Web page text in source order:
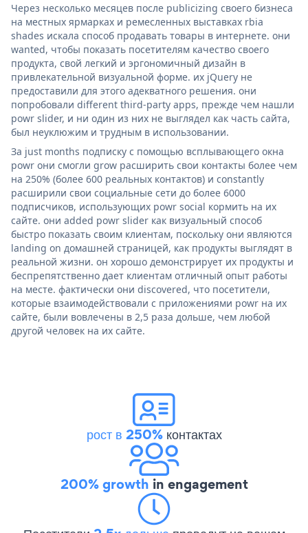
Через несколько месяцев после publicizing своего бизнеса
на местных ярмарках и ремесленных выставках rbia
shades искала способ продавать товары в интернете. они
wanted, чтобы показать посетителям качество своего
продукта, свой легкий и эргономичный дизайн в
привлекательной визуальной форме. их jQuery не
предоставили для этого адекватного решения. они
попробовали different third-party apps, прежде чем нашли
powr slider, и ни один из них не выглядел как часть сайта,
был неуклюжим и трудным в использовании.
За just months подписку с помощью всплывающего окна
powr они смогли grow расширить свои контакты более чем
на 250% (более 600 реальных контактов) и constantly
расширили свои социальные сети до более 6000
подписчиков, использующих powr social кормить на их
сайте. они added powr slider как визуальный способ
быстро показать своим клиентам, поскольку они являются
landing on домашней страницей, как продукты выглядят в
реальной жизни. он хорошо демонстрирует их продукты и
беспрепятственно дает клиентам отличный опыт работы
на месте. фактически они discovered, что посетители,
которые взаимодействовали с приложениями powr на их
сайте, были вовлечены в 2,5 раза дольше, чем любой
другой человек на их сайте.
рост в 250%контактах
200% growth in engagement